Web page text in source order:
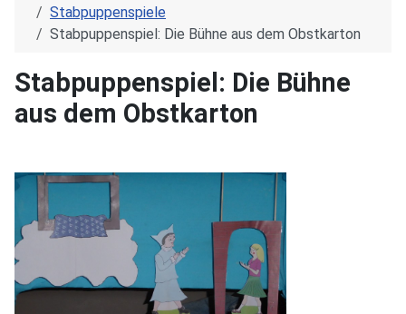
Stabpuppenspiele
Stabpuppenspiel: Die Bühne aus dem Obstkarton
Stabpuppenspiel: Die Bühne
aus dem Obstkarton